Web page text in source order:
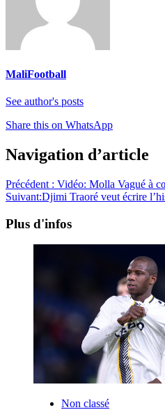
MaliFootball
See author's posts
Share this on WhatsApp
Navigation d’article
Précédent : Vidéo: Molla Vagué à
Suivant:Djimi Traoré veut écrire
Plus d'infos
Non classé